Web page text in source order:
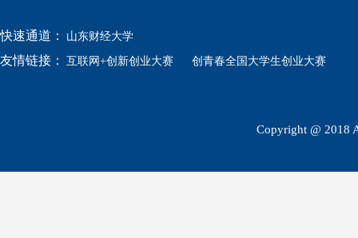
快速通道： 山东财经大学
友情链接： 互联网+创新创业大赛 创青春全国大学生创业大赛
Copyright @ 2018